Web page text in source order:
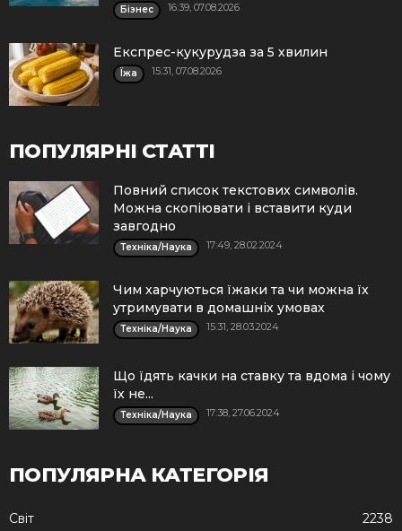
Бізнес 16:39, 07.08.2026
Експрес-кукурудза за 5 хвилин
Їжа 15:31, 07.08.2026
ПОПУЛЯРНІ СТАТТІ
Повний список текстових символів.
Можна скопіювати і вставити куди
завгодно
Техніка/Наука 17:49, 28.02.2024
Чим харчуються їжаки та чи можна їх
утримувати в домашніх умовах
Техніка/Наука 15:31, 28.03.2024
Що їдять качки на ставку та вдома і чому
їх не...
Техніка/Наука 17:38, 27.06.2024
ПОПУЛЯРНА КАТЕГОРІЯ
Cвіт
2238